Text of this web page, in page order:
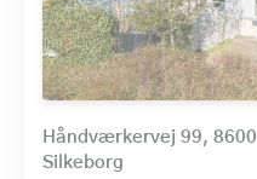
Håndværkervej 99, 8600
Silkeborg